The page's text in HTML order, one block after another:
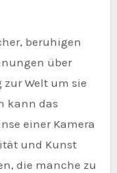
beruhigen
über
Welt um sie
kann das
einer Kamera
und Kunst
die manche zu